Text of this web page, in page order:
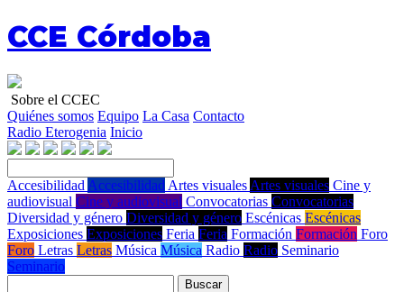
CCE Córdoba
Sobre el CCEC
Quiénes somos Equipo La Casa Contacto
Radio Eterogenia Inicio
Accesibilidad Accesibilidad Artes visuales Artes visuales Cine y
audiovisual Cine y audiovisual Convocatorias Convocatorias
Diversidad y género Diversidad y género Escénicas Escénicas
Exposiciones Exposiciones Feria Feria Formación Formación Foro
Foro Letras Letras Música Música Radio Radio Seminario
Seminario
Buscar